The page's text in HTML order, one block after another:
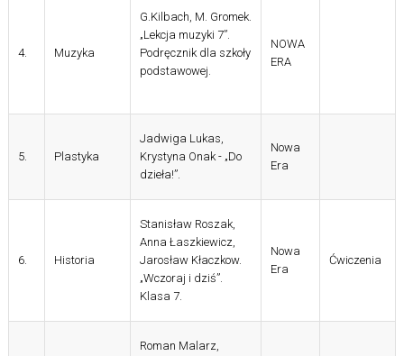
4. Muzyka
G.Kilbach, M. Gromek.
„Lekcja muzyki 7”.
Podręcznik dla szkoły
podstawowej.
NOWA
ERA
5. Plastyka
Jadwiga Lukas,
Krystyna Onak- „Do
dzieła!”.
Nowa
Era
6. Historia
Stanisław Roszak,
Anna Łaszkiewicz,
Jarosław Kłaczkow.
„Wczoraj i dziś”.
Klasa 7.
Nowa
Era
Ćwiczenia
Roman Malarz,